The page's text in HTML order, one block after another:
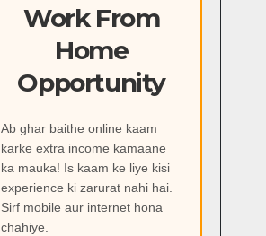
Work From
Home
Opportunity
Ab ghar baithe online kaam
karke extra income kamaane
ka mauka! Is kaam ke liye kisi
experience ki zarurat nahi hai.
Sirf mobile aur internet hona
chahiye.